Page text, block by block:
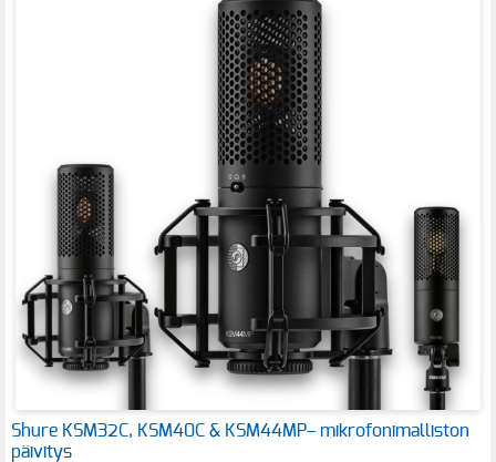
Shure KSM32C, KSM40C & KSM44MP– mikrofonimalliston
päivitys